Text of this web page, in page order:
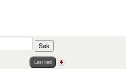
Søk
Last ned